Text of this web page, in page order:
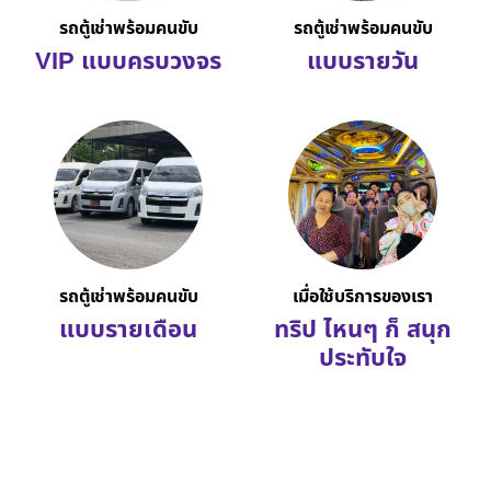
รถตู้เช่าพร้อมคนขับ
VIP แบบครบวงจร
รถตู้เช่าพร้อมคนขับ
แบบรายวัน
รถตู้เช่าพร้อมคนขับ
แบบรายเดือน
เมื่อใช้บริการของเรา
ทริป ไหนๆ ก็ สนุก
ประทับใจ